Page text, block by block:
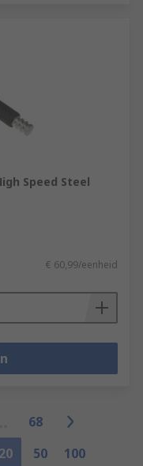
Speed Steel
€ 60,99/eenheid
68
20 50 100